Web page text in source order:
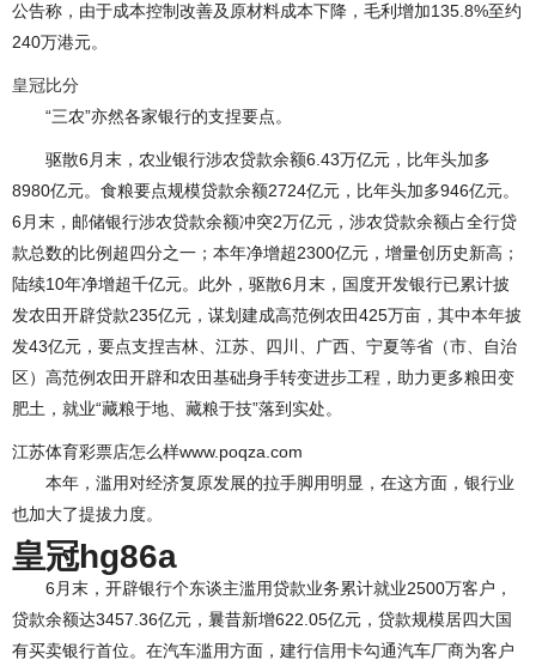
公告称，由于成本控制改善及原材料成本下降，毛利增加135.8%至约
240万港元。
皇冠比分
“三农”亦然各家银行的支捏要点。
驱散6月末，农业银行涉农贷款余额6.43万亿元，比年头加多
8980亿元。食粮要点规模贷款余额2724亿元，比年头加多946亿元。
6月末，邮储银行涉农贷款余额冲突2万亿元，涉农贷款余额占全行贷
款总数的比例超四分之一；本年净增超2300亿元，增量创历史新高；
陆续10年净增超千亿元。此外，驱散6月末，国度开发银行已累计披
发农田开辟贷款235亿元，谋划建成高范例农田425万亩，其中本年披
发43亿元，要点支捏吉林、江苏、四川、广西、宁夏等省（市、自治
区）高范例农田开辟和农田基础身手转变进步工程，助力更多粮田变
肥土，就业“藏粮于地、藏粮于技”落到实处。
江苏体育彩票店怎么样www.poqza.com
本年，滥用对经济复原发展的拉手脚用明显，在这方面，银行业
也加大了提拔力度。
皇冠hg86a
6月末，开辟银行个东谈主滥用贷款业务累计就业2500万客户，
贷款余额达3457.36亿元，曩昔新增622.05亿元，贷款规模居四大国
有买卖银行首位。在汽车滥用方面，建行信用卡勾通汽车厂商为客户